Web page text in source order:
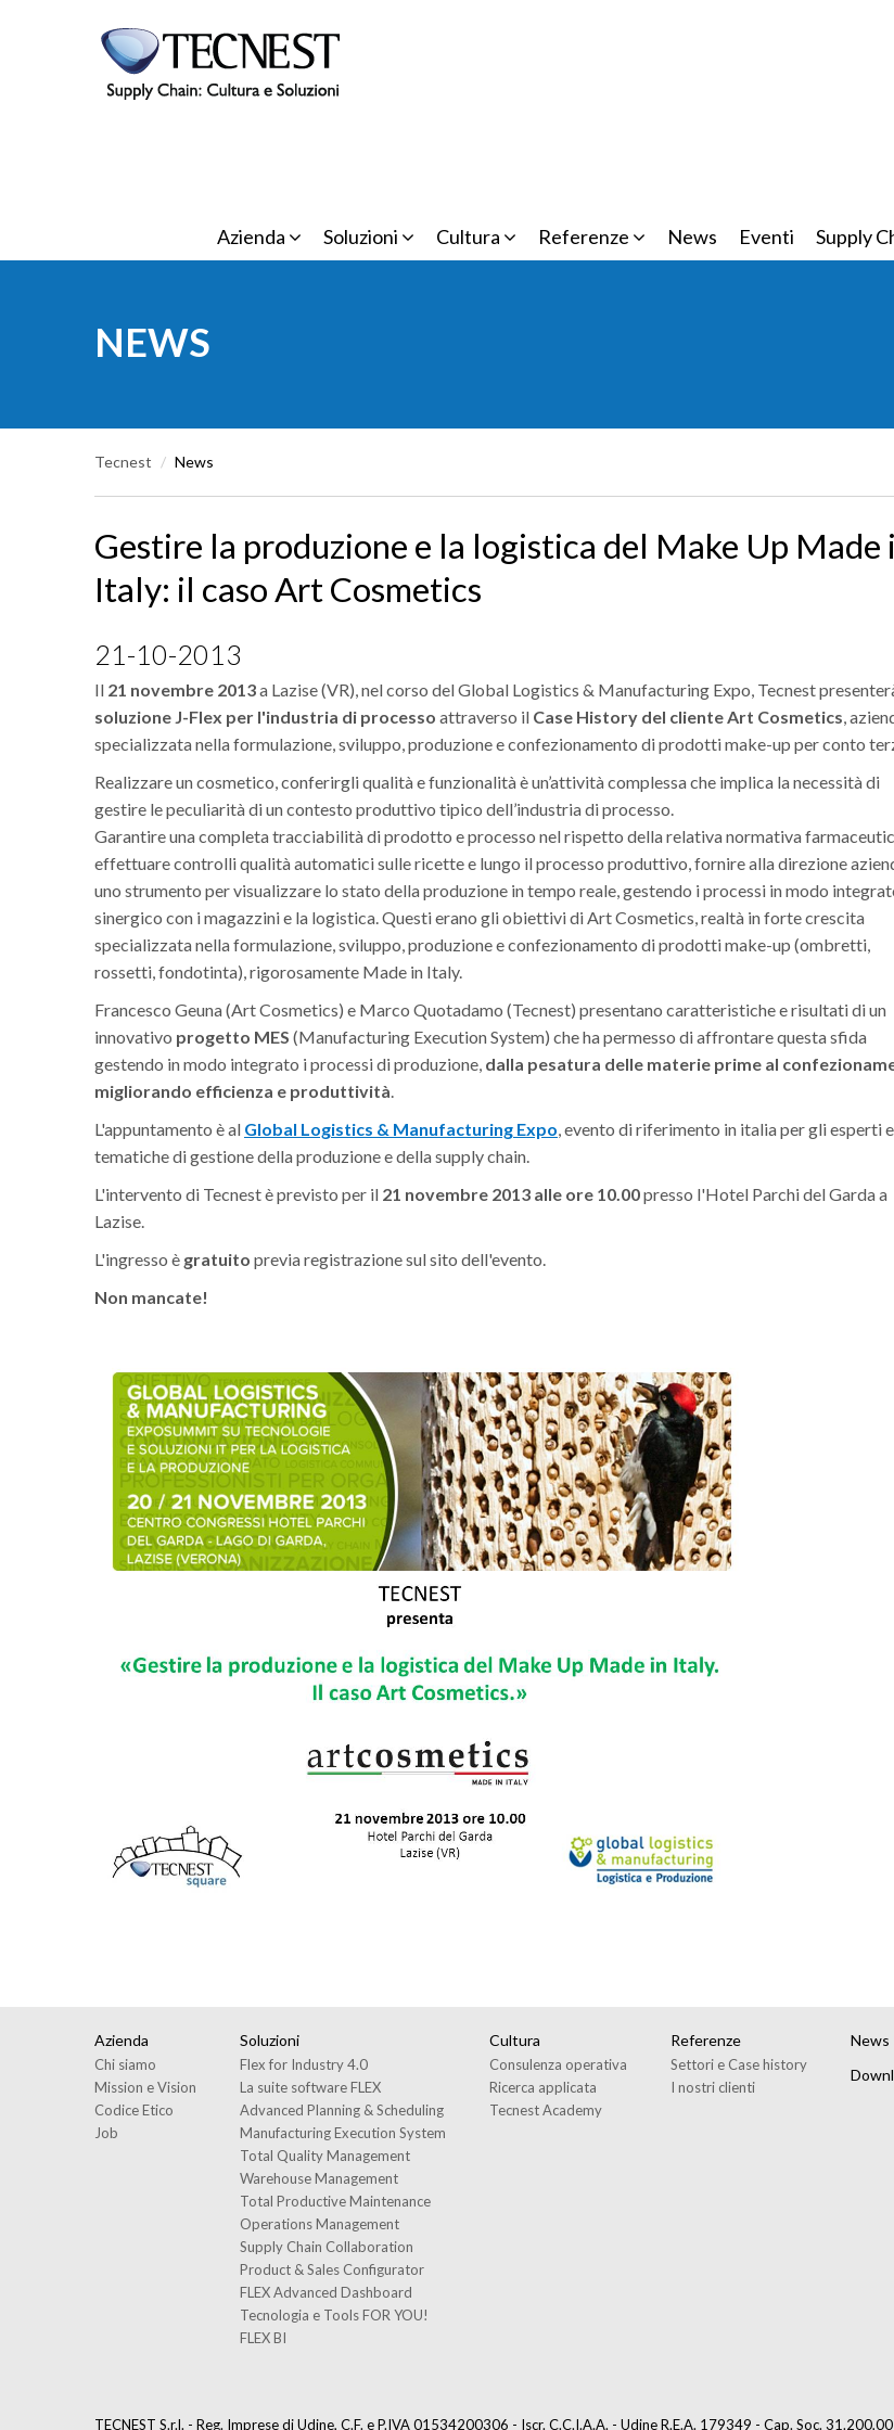
Azienda Soluzioni Cultura Referenze News Eventi Supply
NEWS
Tecnest / News
Gestire la produzione e la logistica del Make Up Made
Italy: il caso Art Cosmetics
21-10-2013
Il 21 novembre 2013a Lazise (VR), nel corso del Global Logistics & Manufacturing Expo, Tecnest
soluzione J-Flex per l'industria di processo attraverso il Case History del cliente Art Cosmetics,
specializzata nella formulazione, sviluppo, produzione e confezionamento di prodotti make-up per conto
Realizzare un cosmetico, conferirgli qualità e funzionalità è un’attività complessa che implica la necessità di
gestire le peculiarità di un contesto produttivo tipico dell’industria di processo.
Garantire una completa tracciabilità di prodotto e processo nel rispetto della relativa normativa
effettuare controlli qualità automatici sulle ricette e lungo il processo produttivo, fornire alla direzione
uno strumento per visualizzare lo stato della produzione in tempo reale, gestendo i processi in modo
sinergico con i magazzini e la logistica. Questi erano gli obiettivi di Art Cosmetics, realtà in forte crescita
specializzata nella formulazione, sviluppo, produzione e confezionamento di prodotti make-up (ombretti,
rossetti, fondotinta), rigorosamente Made in Italy.
Francesco Geuna (Art Cosmetics) e Marco Quotadamo (Tecnest) presentano caratteristiche e risultati di un
innovativo progetto MES (Manufacturing Execution System) che ha permesso di affrontare questa sfida
gestendo in modo integrato i processi di produzione, dalla pesatura delle materie prime al
migliorando efficienza e produttività.
L'appuntamento è al Global Logistics & Manufacturing Expo, evento di riferimento in italia per gli esperti
tematiche di gestione della produzione e della supply chain.
L'intervento di Tecnest è previsto per il 21 novembre 2013 alle ore 10.00presso l'Hotel Parchi del Garda a
Lazise.
L'ingresso è gratuito previa registrazione sul sito dell'evento.
Non mancate!
Azienda
Chi siamo
Mission e Vision
Codice Etico
Job
Soluzioni
Flex for Industry 4.0
La suite software FLEX
Advanced Planning & Scheduling
Manufacturing Execution System
Total Quality Management
Warehouse Management
Total Productive Maintenance
Operations Management
Supply Chain Collaboration
Product & Sales Configurator
FLEX Advanced Dashboard
Tecnologia e Tools FOR YOU!
FLEX BI
Cultura
Consulenza operativa
Ricerca applicata
Tecnest Academy
Referenze
Settori e Case history
I nostri clienti
News
TECNEST S.r.l. - Reg. Imprese di Udine, C.F. e P.IVA 01534200306 - Iscr. C.C.I.A.A. - Udine R.E.A. 179349 - Cap. Soc. 31.200,00